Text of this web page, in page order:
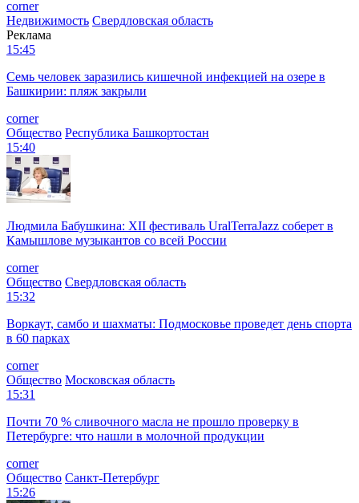
corner
Недвижимость Свердловская область
Реклама
15:45
Семь человек заразились кишечной инфекцией на озере в
Башкирии: пляж закрыли
corner
Общество Республика Башкортостан
15:40
Людмила Бабушкина: XII фестиваль UralTerraJazz соберет в
Камышлове музыкантов со всей России
corner
Общество Свердловская область
15:32
Воркаут, самбо и шахматы: Подмосковье проведет день спорта
в 60 парках
corner
Общество Московская область
15:31
Почти 70 % сливочного масла не прошло проверку в
Петербурге: что нашли в молочной продукции
corner
Общество Санкт-Петербург
15:26